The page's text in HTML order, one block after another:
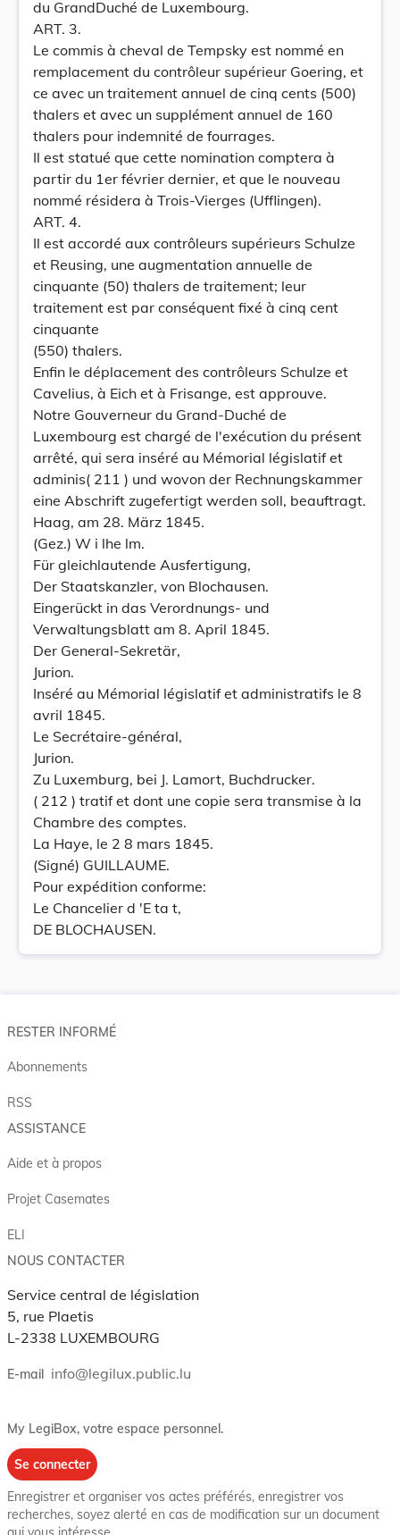
du GrandDuché de Luxembourg.
ART. 3.
Le commis à cheval de Tempsky est nommé en
remplacement du contrôleur supérieur Goering, et
ce avec un traitement annuel de cinq cents (500)
thalers et avec un supplément annuel de 160
thalers pour indemnité de fourrages.
Il est statué que cette nomination comptera à
partir du 1er février dernier, et que le nouveau
nommé résidera à Trois-Vierges (Ufflingen).
ART. 4.
Il est accordé aux contrôleurs supérieurs Schulze
et Reusing, une augmentation annuelle de
cinquante (50) thalers de traitement; leur
traitement est par conséquent fixé à cinq cent
cinquante
(550) thalers.
Enfin le déplacement des contrôleurs Schulze et
Cavelius, à Eich et à Frisange, est approuve.
Notre Gouverneur du Grand-Duché de
Luxembourg est chargé de l'exécution du présent
arrêté, qui sera inséré au Mémorial législatif et
adminis( 211 ) und wovon der Rechnungskammer
eine Abschrift zugefertigt werden soll, beauftragt.
Haag, am 28. März 1845.
(Gez.) W i lhe lm.
Für gleichlautende Ausfertigung,
Der Staatskanzler, von Blochausen.
Eingerückt in das Verordnungs- und
Verwaltungsblatt am 8. April 1845.
Der General-Sekretär,
Jurion.
Inséré au Mémorial législatif et administratifs le 8
avril 1845.
Le Secrétaire-général,
Jurion.
Zu Luxemburg, bei J. Lamort, Buchdrucker.
( 212 ) tratif et dont une copie sera transmise à la
Chambre des comptes.
La Haye, le 2 8 mars 1845.
(Signé) GUILLAUME.
Pour expédition conforme:
Le Chancelier d 'E ta t,
DE BLOCHAUSEN.
RESTER INFORMÉ
Abonnements
RSS
ASSISTANCE
Aide et à propos
Projet Casemates
ELI
NOUS CONTACTER
Service central de législation
5, rue Plaetis
L-2338 LUXEMBOURG
E-mail info@legilux.public.lu
My LegiBox, votre espace personnel.
Se connecter
Enregistrer et organiser vos actes préférés, enregistrer vos
recherches, soyez alerté en cas de modification sur un document